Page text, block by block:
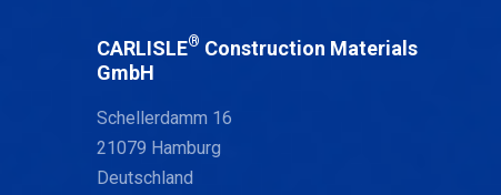
CARLISLE® Construction Materials
GmbH
Schellerdamm 16
21079 Hamburg
Deutschland